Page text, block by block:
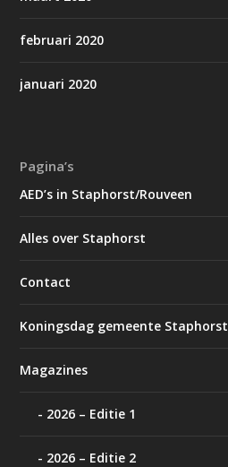
februari 2020
januari 2020
Pagina’s
AED’s in Staphorst/Rouveen
Alles over Staphorst
Contact
Koningsdag gemeente Staphorst
Magazines
2026 – Editie 1
2026 – Editie 2